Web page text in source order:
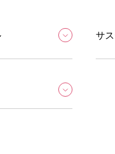
サ